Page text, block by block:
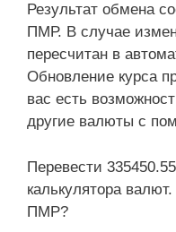
Результат обмена
ПМР. В случае
пересчитан в
Обновление курса
вас есть
другие валюты с
Перевести
калькулятора
ПМР?